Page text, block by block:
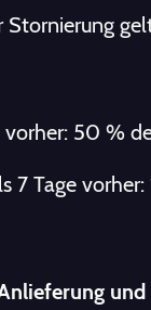
Stornierung
vorher: 50 %
7 Tage